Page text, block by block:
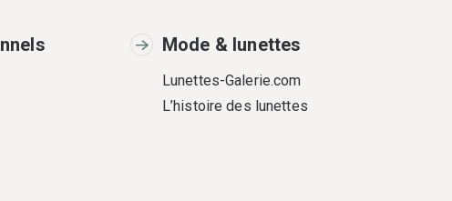
Mode & lunettes
Lunettes-Galerie.com
L’histoire des lunettes